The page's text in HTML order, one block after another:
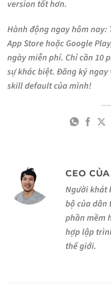
version tốt hơn.
Hành động ngay hôm nay:
App Store hoặc Google
ngày miễn phí. Chỉ cần 10
sự khác biệt. Đăng ký
skill default của mình!
CEO
Người khát
bộ của dân
phần mềm
hợp lập
thế giới.